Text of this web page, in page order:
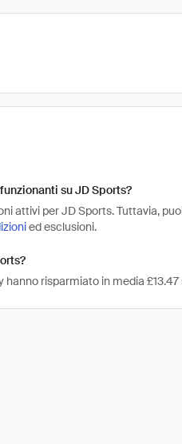
su JD Sports?
attivi per JD Sports. Tuttavia,
ed esclusioni.
risparmiato in media £13.47